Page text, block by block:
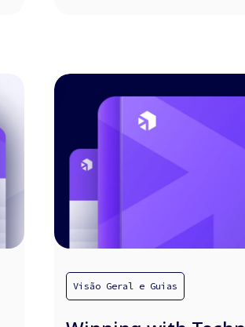
Visão Geral e Guias